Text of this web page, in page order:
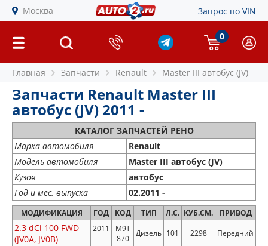
Москва Запрос по VIN
0
Главная Запчасти Renault Master III автобус (JV)
Запчасти Renault Master III
автобус (JV) 2011 -
КАТАЛОГ ЗАПЧАСТЕЙ РЕНО
Марка автомобиля
Renault
Модель автомобиля
Master III автобус (JV)
Кузов
автобус
Год и мес. выпуска
02.2011 -
МОДИФИКАЦИЯ ГОД КОД ТИП Л.С. КУБ.СМ. ПРИВОД
2.3 dCi 100 FWD
(JV0A, JV0B)
2011
-
M9T
870
Дизель 101 2298 Передний